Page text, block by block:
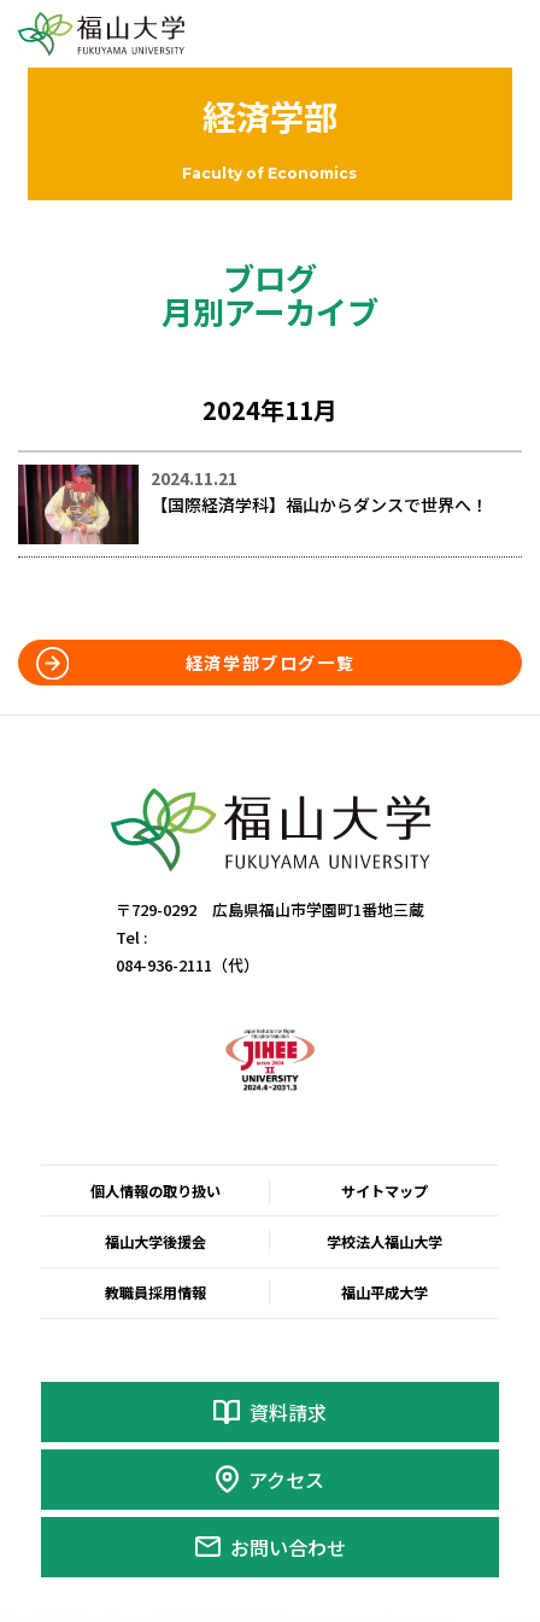
経済学部
Faculty of Economics
ブログ
月別アーカイブ
2024年11月
2024.11.21
【国際経済学科】福山からダンスで世界へ！
経済学部ブログ一覧
〒729-0292 広島県福山市学園町1番地三蔵
Tel :
084-936-2111（代）
個人情報の取り扱い サイトマップ
福山大学後援会 学校法人福山大学
教職員採用情報 福山平成大学
資料請求
アクセス
お問い合わせ